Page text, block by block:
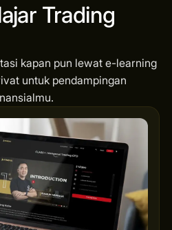
Trading
kapan pun lewat e-learning
untuk pendampingan